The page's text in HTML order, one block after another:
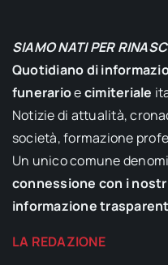
SIAMO NATI PER
Quotidiano di
funerarioecimiteriale
Notizie di attualità,
società, formazione
Un unico comune
connessione con i
informazione
LA REDAZIONE